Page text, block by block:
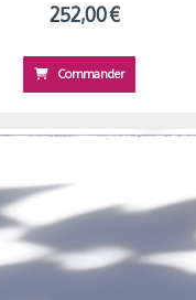
252,00€
Commander